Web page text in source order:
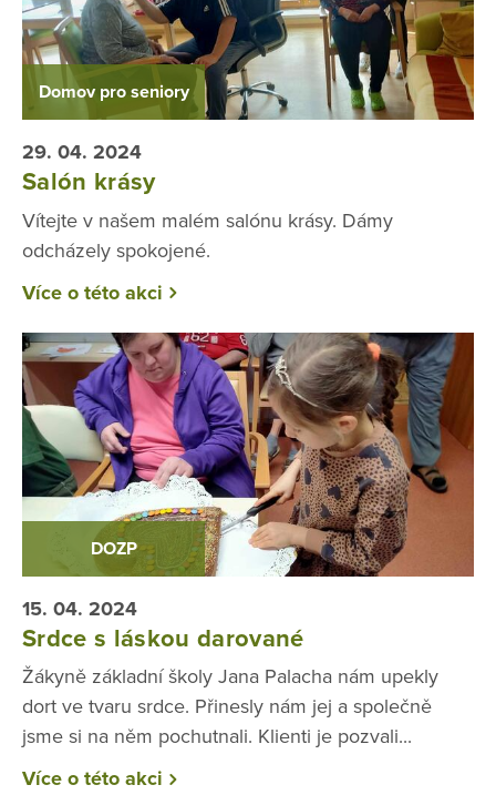
Domov pro seniory
29. 04. 2024
Salón krásy
Vítejte v našem malém salónu krásy. Dámy
odcházely spokojené.
Více o této akci
DOZP
15. 04. 2024
Srdce s láskou darované
Žákyně základní školy Jana Palacha nám upekly
dort ve tvaru srdce. Přinesly nám jej a společně
jsme si na něm pochutnali. Klienti je pozvali...
Více o této akci